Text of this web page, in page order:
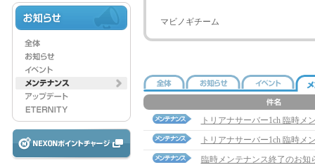
マビノギチーム
トリアナサーバー1ch 臨時メ
トリアナサーバー1ch 臨時メ
臨時メンテナンス終了のお知